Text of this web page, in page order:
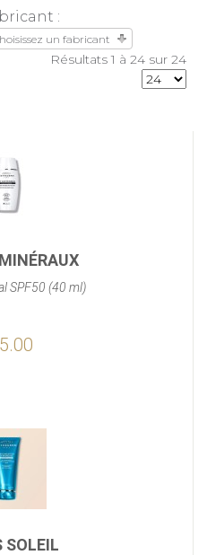
:
un fabricant
Résultats 1 à 24 sur 24
SPF50 (40 ml)
SOLEIL